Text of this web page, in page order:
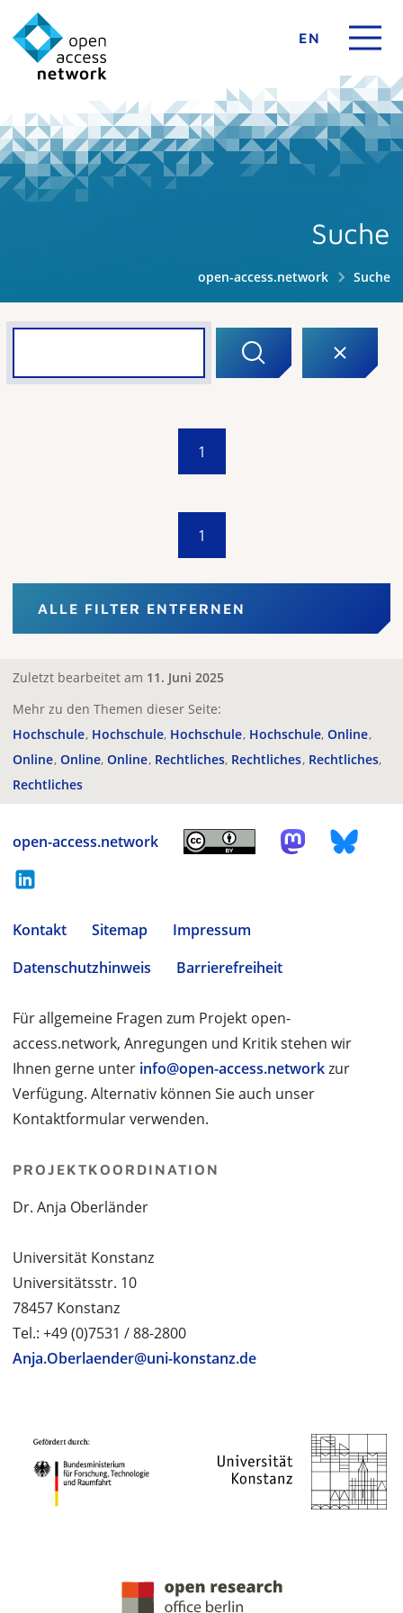
EN
Suche
open-access.network Suche
1
1
ALLE FILTER ENTFERNEN
Zuletzt bearbeitet am 11. Juni 2025
Mehr zu den Themen dieser Seite:
Hochschule Hochschule Hochschule Hochschule Online
Online Online Online Rechtliches Rechtliches Rechtliches
Rechtliches
open-access.network
Kontakt Sitemap
Impressum
Datenschutzhinweis
Barrierefreiheit
Für allgemeine Fragen zum Projekt open-
access.network, Anregungen und Kritik stehen wir
Ihnen gerne unter info@open-access.networkzur
Verfügung. Alternativ können Sie auch unser
Kontaktformular verwenden.
PROJEKTKOORDINATION
Dr. Anja Oberländer
Universität Konstanz
Universitätsstr. 10
78457 Konstanz
Tel.: +49 (0)7531 / 88-2800
Anja.Oberlaender@uni-konstanz.de